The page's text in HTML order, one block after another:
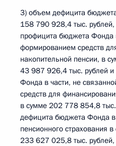
3) объем дефицита
158 790 928,4 тыс.
профицита бюджета Фонда
формированием средств
накопительной пенсии, в
43 987 926,4 тыс. рублей
Фонда в части, не
средств для
в сумме 202 778 854,8
дефицита бюджета Фонда в
пенсионного страхования
233 627 025,8 тыс.